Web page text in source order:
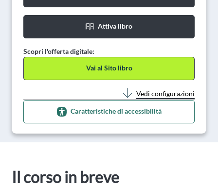
Attiva libro
Scopri l'offerta digitale:
Vai al Sito libro
Vedi configurazioni
Caratteristiche di accessibilità
Il corso in breve